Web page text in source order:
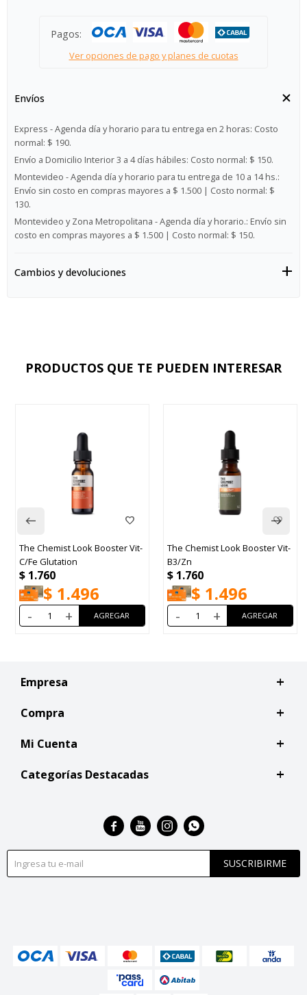
Pagos:
Ver opciones de pago y planes de cuotas
Envíos
Express - Agenda día y horario para tu entrega en 2 horas: Costo
normal: $ 190.
Envío a Domicilio Interior 3 a 4 días hábiles: Costo normal: $ 150.
Montevideo - Agenda día y horario para tu entrega de 10 a 14 hs.:
Envío sin costo en compras mayores a $ 1.500 | Costo normal: $
130.
Montevideo y Zona Metropolitana - Agenda día y horario.: Envío sin
costo en compras mayores a $ 1.500 | Costo normal: $ 150.
Cambios y devoluciones
PRODUCTOS QUE TE PUEDEN INTERESAR
The Chemist Look Booster Vit-
C/Fe Glutation
$ 1.760
$ 1.496
- +
The Chemist Look Booster Vit-
B3/Zn
$ 1.760
$ 1.496
- +
Empresa
Compra
Mi Cuenta
Categorías Destacadas
SUSCRIBIRME
   